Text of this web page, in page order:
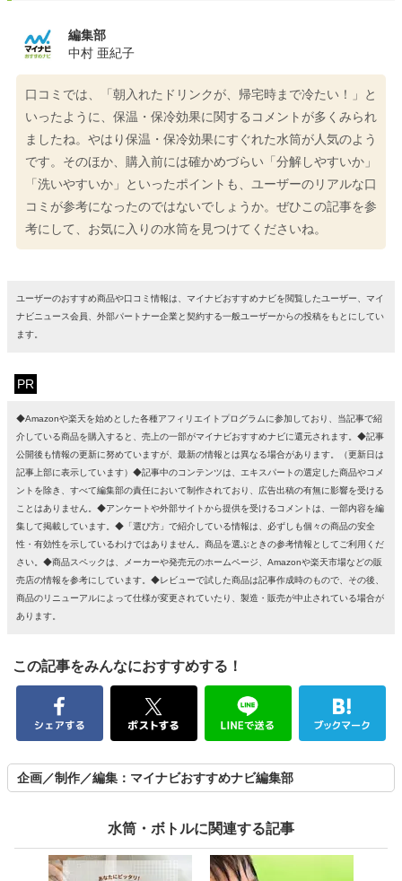
編集部
中村 亜紀子
口コミでは、「朝入れたドリンクが、帰宅時まで冷たい！」と
いったように、保温・保冷効果に関するコメントが多くみられ
ましたね。やはり保温・保冷効果にすぐれた水筒が人気のよう
です。そのほか、購入前には確かめづらい「分解しやすいか」
「洗いやすいか」といったポイントも、ユーザーのリアルな口
コミが参考になったのではないでしょうか。ぜひこの記事を参
考にして、お気に入りの水筒を見つけてくださいね。
ユーザーのおすすめ商品や口コミ情報は、マイナビおすすめナビを閲覧したユーザー、マイ
ナビニュース会員、外部パートナー企業と契約する一般ユーザーからの投稿をもとにしてい
ます。
PR
◆Amazonや楽天を始めとした各種アフィリエイトプログラムに参加しており、当記事で紹
介している商品を購入すると、売上の一部がマイナビおすすめナビに還元されます。◆記事
公開後も情報の更新に努めていますが、最新の情報とは異なる場合があります。（更新日は
記事上部に表示しています）◆記事中のコンテンツは、エキスパートの選定した商品やコメ
ントを除き、すべて編集部の責任において制作されており、広告出稿の有無に影響を受ける
ことはありません。◆アンケートや外部サイトから提供を受けるコメントは、一部内容を編
集して掲載しています。◆「選び方」で紹介している情報は、必ずしも個々の商品の安全
性・有効性を示しているわけではありません。商品を選ぶときの参考情報としてご利用くだ
さい。◆商品スペックは、メーカーや発売元のホームページ、Amazonや楽天市場などの販
売店の情報を参考にしています。◆レビューで試した商品は記事作成時のもので、その後、
商品のリニューアルによって仕様が変更されていたり、製造・販売が中止されている場合が
あります。
この記事をみんなにおすすめする！
企画／制作／編集：マイナビおすすめナビ編集部
水筒・ボトルに関連する記事